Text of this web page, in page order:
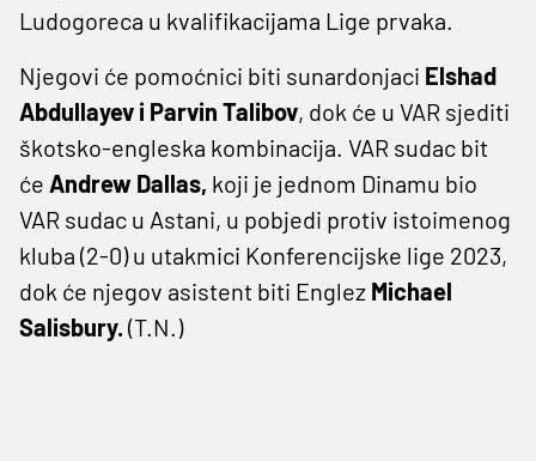
Ludogoreca u kvalifikacijama Lige prvaka.
Njegovi će pomoćnici biti sunardonjaci Elshad
Abdullayev i Parvin Talibov, dok će u VAR sjediti
škotsko-engleska kombinacija. VAR sudac bit
će Andrew Dallas, koji je jednom Dinamu bio
VAR sudac u Astani, u pobjedi protiv istoimenog
kluba (2-0) u utakmici Konferencijske lige 2023,
dok će njegov asistent biti Englez Michael
Salisbury.(T.N.)